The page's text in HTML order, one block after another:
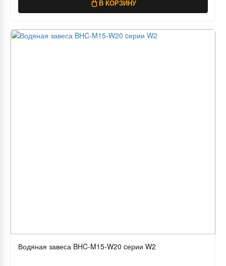
В КОРЗИНУ
Водяная завеса BHC-M15-W20 cерии W2